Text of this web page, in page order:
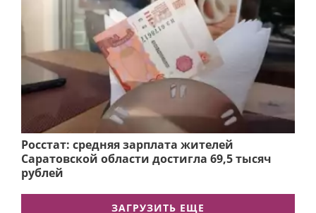
Росстат: средняя зарплата жителей
Саратовской области достигла 69,5 тысяч
рублей
ЗАГРУЗИТЬ ЕЩЕ